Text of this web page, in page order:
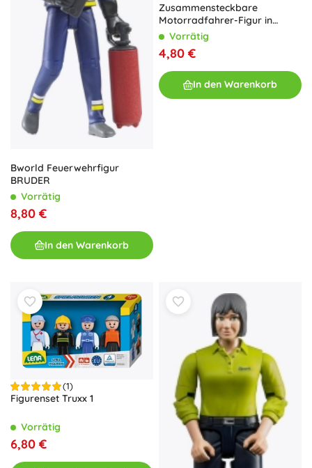
Bworld Feuerwehrfigur
BRUDER
Vorrätig
8,80 €
In den Warenkorb
Zusammensteckbare
Motorradfahrer-Figur in
einem Helm
Vorrätig
4,80 €
In den Warenkorb
(1)
Figurenset Truxx 1
Vorrätig
6,80 €